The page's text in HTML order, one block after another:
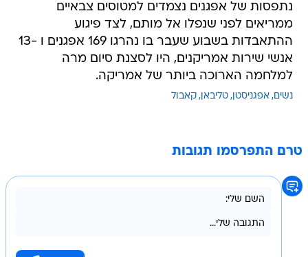
נתפסות של אפגנים נצמדים למטוסים צבאיים
ממריאים לפני שנפלו אל מותם, לצד פיגוע
ההתאבדות בשבוע שעבר בו נהרגו 169 אפגנים ו -13
אנשי שירות אמריקנים, היו לסצנת סיום מרה
למלחמה הארוכה ביותר של אמריקה.
נשים אפגניסטן טליבאן קאבול
טרם התפרסמו תגובות